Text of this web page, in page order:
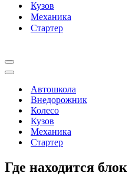
Кузов
Механика
Стартер
Меню
навигации
Меню
навигацииАвтошкола
Внедорожник
Колесо
Кузов
Механика
Стартер
Где находится